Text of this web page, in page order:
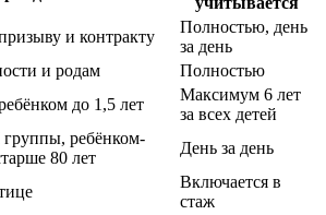
и контракту
Полностью, день
за день
и родам
Полностью
до 1,5 лет
Максимум 6 лет
за всех детей
ребёнком-
80 лет
День за день
Включается в
стаж